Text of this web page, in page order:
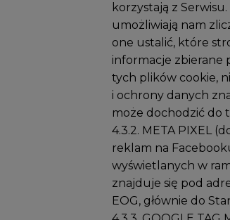
korzystają z
umożliwiają nam
one ustalić, które
informacje zbierane
tych plików cookie,
i ochrony danych
może dochodzić do
4.3.2. META PIXEL
reklam na
wyświetlanych w
znajduje się pod
EOG, głównie do